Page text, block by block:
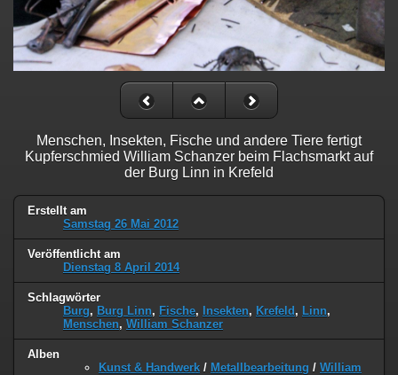
Menschen, Insekten, Fische und andere Tiere fertigt
Kupferschmied William Schanzer beim Flachsmarkt auf
der Burg Linn in Krefeld
Erstellt am
Samstag 26 Mai 2012
Veröffentlicht am
Dienstag 8 April 2014
Schlagwörter
Burg, Burg Linn, Fische, Insekten, Krefeld , Linn,
Menschen, William Schanzer
Alben
Kunst & Handwerk / Metallbearbeitung / William